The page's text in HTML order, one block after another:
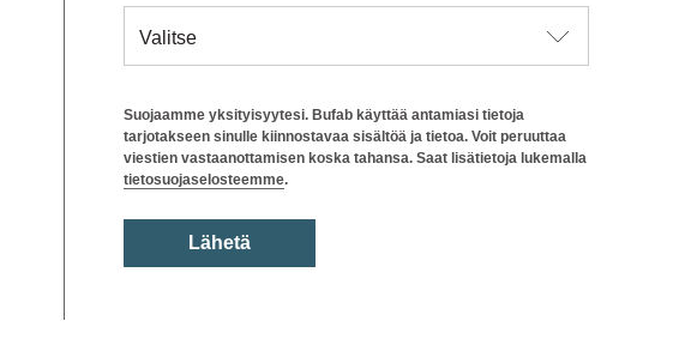
Suojaamme yksityisyytesi. Bufab käyttää antamiasi tietoja
tarjotakseen sinulle kiinnostavaa sisältöä ja tietoa. Voit peruuttaa
viestien vastaanottamisen koska tahansa. Saat lisätietoja lukemalla
tietosuojaselosteemme.